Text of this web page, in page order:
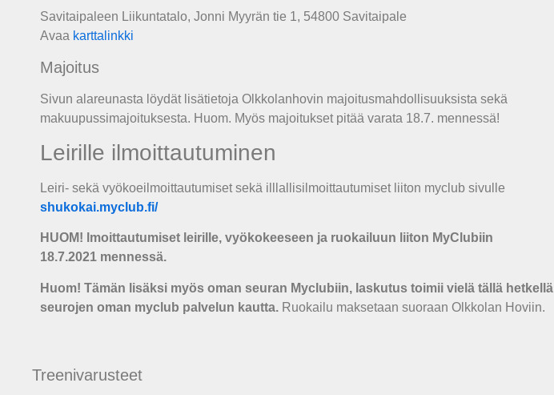
Savitaipaleen Liikuntatalo, Jonni Myyrän tie 1, 54800 Savitaipale
Avaa karttalinkki
Majoitus
Sivun alareunasta löydät lisätietoja Olkkolanhovin majoitusmahdollisuuksista sekä
makuupussimajoituksesta. Huom. Myös majoitukset pitää varata 18.7. mennessä!
Leirille ilmoittautuminen
Leiri- sekä vyökoeilmoittautumiset sekä illlallisilmoittautumiset liiton myclub sivulle
shukokai.myclub.fi/
HUOM! lmoittautumiset leirille, vyökokeeseen ja ruokailuun liiton MyClubiin
18.7.2021 mennessä.
Huom! Tämän lisäksi myös oman seuran Myclubiin, laskutus toimii vielä tällä hetkellä
seurojen oman myclub palvelun kautta. Ruokailu maksetaan suoraan Olkkolan Hoviin.
Treenivarusteet